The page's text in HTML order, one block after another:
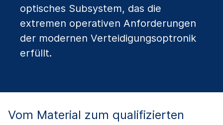
optisches Subsystem, das die
extremen operativen Anforderungen
der modernen Verteidigungsoptronik
erfüllt.
Vom Material zum qualifizierten